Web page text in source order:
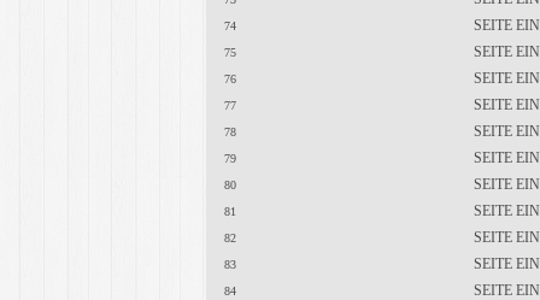
74 SEITE
75 SEITE
76 SEITE
77 SEITE
78 SEITE
79 SEITE
80 SEITE
81 SEITE
82 SEITE
83 SEITE
84 SEITE